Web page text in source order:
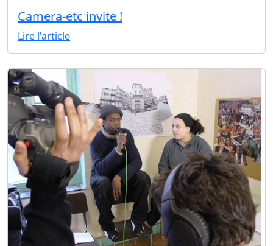
Camera-etc invite !
Lire l'article